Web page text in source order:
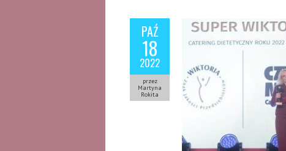
PAŹ
18
2022
przez
Martyna
Rokita